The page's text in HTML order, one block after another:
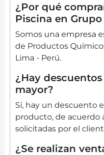
¿Por qué
Piscina en Grupo
Somos una empresa
de Productos
Lima - Perú.
¿Hay
mayor?
Sí, hay un descuento
producto, de acuerdo
solicitadas por el
¿Se realizan